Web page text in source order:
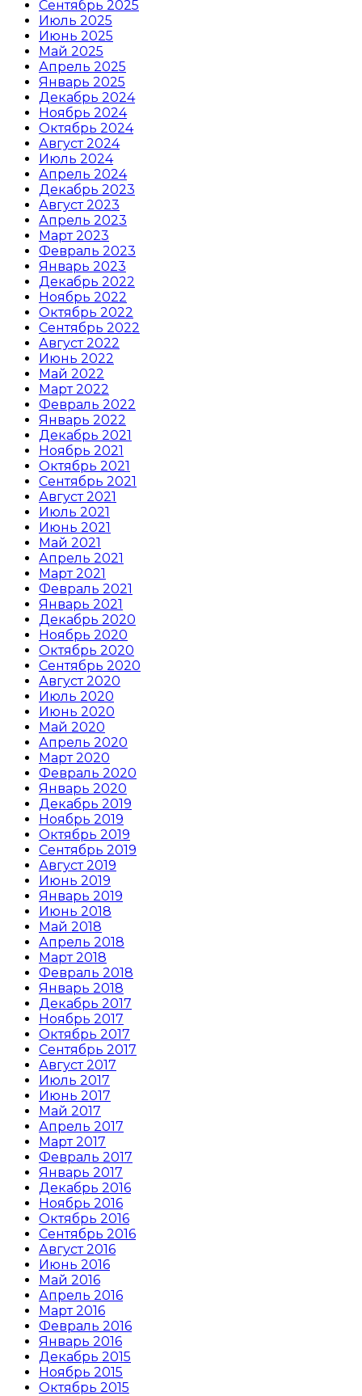
Сентябрь 2025
Июль 2025
Июнь 2025
Май 2025
Апрель 2025
Январь 2025
Декабрь 2024
Ноябрь 2024
Октябрь 2024
Август 2024
Июль 2024
Апрель 2024
Декабрь 2023
Август 2023
Апрель 2023
Март 2023
Февраль 2023
Январь 2023
Декабрь 2022
Ноябрь 2022
Октябрь 2022
Сентябрь 2022
Август 2022
Июнь 2022
Май 2022
Март 2022
Февраль 2022
Январь 2022
Декабрь 2021
Ноябрь 2021
Октябрь 2021
Сентябрь 2021
Август 2021
Июль 2021
Июнь 2021
Май 2021
Апрель 2021
Март 2021
Февраль 2021
Январь 2021
Декабрь 2020
Ноябрь 2020
Октябрь 2020
Сентябрь 2020
Август 2020
Июль 2020
Июнь 2020
Май 2020
Апрель 2020
Март 2020
Февраль 2020
Январь 2020
Декабрь 2019
Ноябрь 2019
Октябрь 2019
Сентябрь 2019
Август 2019
Июнь 2019
Январь 2019
Июнь 2018
Май 2018
Апрель 2018
Март 2018
Февраль 2018
Январь 2018
Декабрь 2017
Ноябрь 2017
Октябрь 2017
Сентябрь 2017
Август 2017
Июль 2017
Июнь 2017
Май 2017
Апрель 2017
Март 2017
Февраль 2017
Январь 2017
Декабрь 2016
Ноябрь 2016
Октябрь 2016
Сентябрь 2016
Август 2016
Июнь 2016
Май 2016
Апрель 2016
Март 2016
Февраль 2016
Январь 2016
Декабрь 2015
Ноябрь 2015
Октябрь 2015